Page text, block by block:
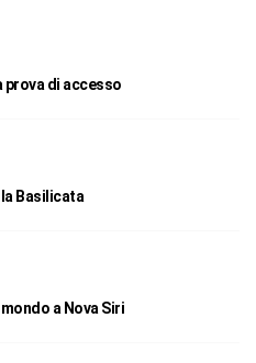
prova di accesso
la Basilicata
a Nova Siri